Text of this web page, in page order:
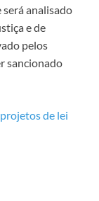
será analisado
e de
pelos
sancionado
de lei